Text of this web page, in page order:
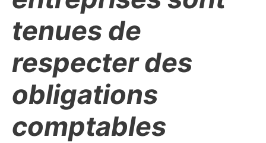
tenues de
respecter des
obligations
comptables